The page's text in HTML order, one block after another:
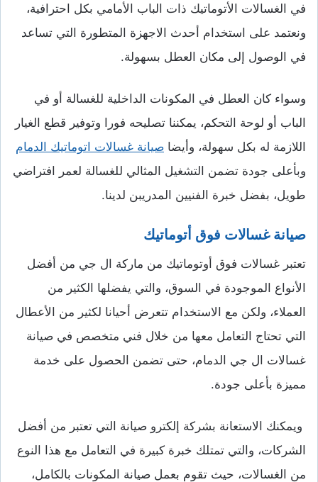
في الغسالات الأتوماتيك ذات الباب الأمامي بكل احترافية،
ونعتمد على استخدام أحدث الاجهزة المتطورة التي تساعد
في الوصول إلى مكان العطل بسهولة.
وسواء كان العطل في المكونات الداخلية للغسالة أو في
الباب أو لوحة التحكم، يمكننا تصليحه فورا وتوفير قطع الغيار
اللازمة له بكل سهولة، وأيضا صيانة غسالات اتوماتيك الدمام
وبأعلى جودة تضمن التشغيل المثالي للغسالة لعمر افتراضي
طويل، بفضل خبرة الفنيين المدريبن لدينا.
صيانة غسالات فوق أتوماتيك
تعتبر غسالات فوق أوتوماتيك من ماركة ال جي من أفضل
الأنواع الموجودة في السوق، والتي يفضلها الكثير من
العملاء، ولكن مع الاستخدام تتعرض أحيانا لكثير من الأعطال
التي تحتاج التعامل معها من خلال فني متخصص في صيانة
غسالات ال جي الدمام، حتى تضمن الحصول على خدمة
مميزة بأعلى جودة.
ويمكنك الاستعانة بشركة إلكترو صيانة التي تعتبر من أفضل
الشركات، والتي تمتلك خبرة كبيرة في التعامل مع هذا النوع
من الغسالات، حيث تقوم بعمل صيانة المكونات بالكامل،